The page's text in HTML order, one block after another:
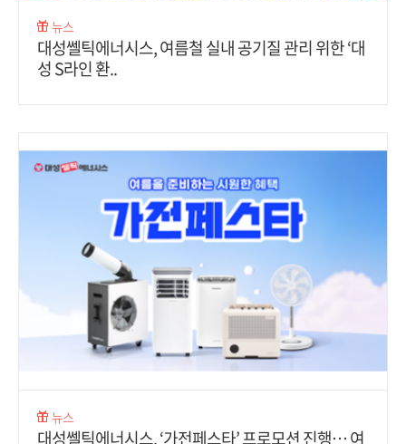
뉴스
대성쎌틱에너시스, 여름철 실내 공기질 관리 위한 ‘대
성 S라인 환..
뉴스
대성쎌틱에너시스, ‘가전페스타’ 프로모션 진행… 여